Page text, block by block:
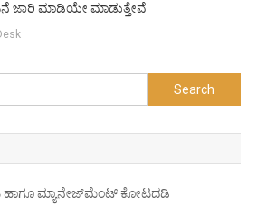
ಜಾರಿ ಮಾಡಿಯೇ ಮಾಡುತ್ತೇವೆ
Search
for:
ಹಾಗೂ ಮ್ಯಾನೇಜ್‍ಮೆಂಟ್ ಕೋಟದಡಿ